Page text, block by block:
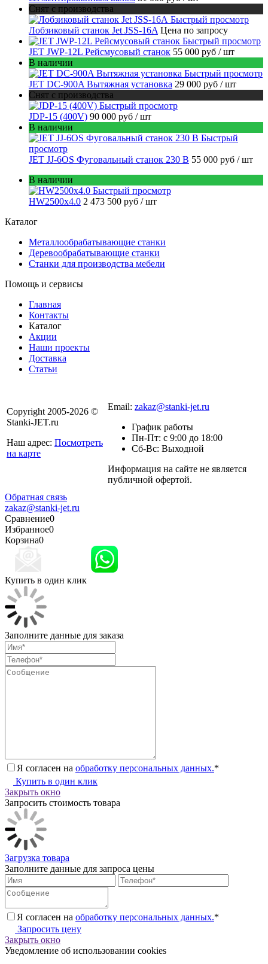
Снят с производства
Быстрый просмотр
Лобзиковый станок Jet JSS-16A Цена по запросу
Быстрый просмотр
JET JWP-12L Рейсмусовый станок 55 000 руб / шт
В наличии
Быстрый просмотр
JET DC-900A Вытяжная установка 29 000 руб / шт
Снят с производства
Быстрый просмотр
JDP-15 (400V) 90 000 руб / шт
В наличии
Быстрый
просмотр
JET JJ-6OS Фуговальный станок 230 В 55 000 руб / шт
В наличии
Быстрый просмотр
HW2500x4.0 2 473 500 руб / шт
Каталог
Металлообрабатывающие станки
Деревообрабатывающие станки
Станки для производства мебели
Помощь и сервисы
Главная
Контакты
Каталог
Акции
Наши проекты
Доставка
Статьи
Copyright 2005-2026 ©
Stanki-JET.ru
Наш адрес: Посмотреть
на карте
Email: zakaz@stanki-jet.ru
График работы
Пн-Пт: с 9:00 до 18:00
Сб-Вс: Выходной
Информация на сайте не является
публичной офертой.
Обратная связь
zakaz@stanki-jet.ru
Сравнение0
Избранное0
Корзина0
Купить в один клик
Заполните данные для заказа
Я согласен на обработку персональных данных.*
Купить в один клик
Закрыть окно
Запросить стоимость товара
Загрузка товара
Заполните данные для запроса цены
Я согласен на обработку персональных данных.*
Запросить цену
Закрыть окно
Уведомление об использовании cookies